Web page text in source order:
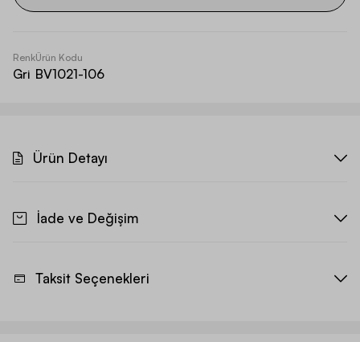
Renk
Gri
Ürün Kodu
BV1021-106
Ürün Detayı
İade ve Değişim
Taksit Seçenekleri